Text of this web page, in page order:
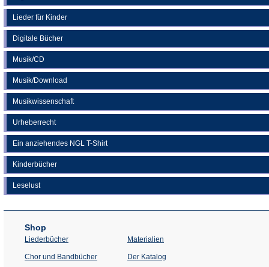
Lieder für Kinder
Digitale Bücher
Musik/CD
Musik/Download
Musikwissenschaft
Urheberrecht
Ein anziehendes NGL T-Shirt
Kinderbücher
Leselust
Shop
Liederbücher
Chor und Bandbücher
Materialien
Der Katalog